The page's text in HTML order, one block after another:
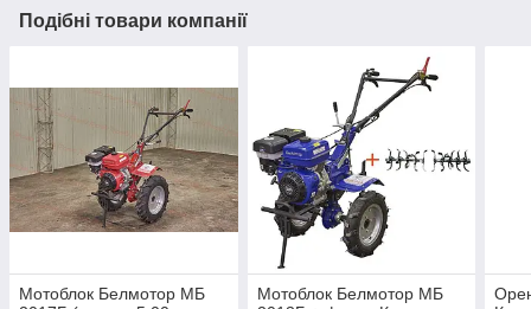
Подібні товари компанії
Мотоблок Белмотор МБ
Мотоблок Белмотор МБ